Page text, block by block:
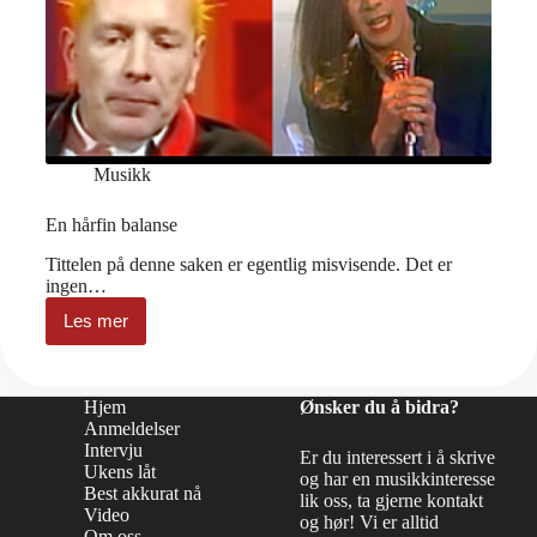
Musikk
En hårfin balanse
Tittelen på denne saken er egentlig misvisende. Det er
ingen…
Les mer
En
hårfin
Hjem
Anmeldelser
Intervju
Ukens låt
Best akkurat nå
Video
Ønsker du å bidra?
Er du interessert i å skrive
og har en musikkinteresse
lik oss, ta gjerne kontakt
og hør! Vi er alltid